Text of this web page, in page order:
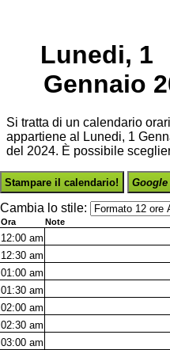
Lunedi, 1
Gennaio
Si tratta di un calendario
appartiene al Lunedi, 1
del 2024. È possibile
Stampare il calendario!
Cambia lo stile:
Ora Note
12:00 am
12:30 am
01:00 am
01:30 am
02:00 am
02:30 am
03:00 am